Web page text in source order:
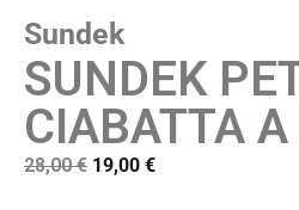
Sundek
SUNDEK
CIABATTA A
28,00€ 19,00 €